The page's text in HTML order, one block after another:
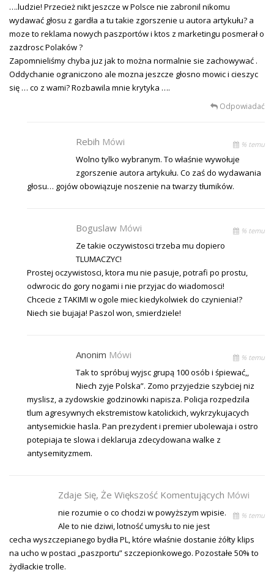
….ludzie! Przecież nikt jeszcze w Polsce nie zabronil nikomu
wydawać głosu z gardła a tu takie zgorszenie u autora artykułu? a
moze to reklama nowych paszportów i ktos z marketingu posmerał o
zazdrosc Polaków ?
Zapomnieliśmy chyba juz jak to można normalnie sie zachowywać .
Oddychanie ograniczono ale mozna jeszcze głosno mowic i cieszyc
się … co z wami? Rozbawila mnie krytyka ….
Odpowiadać
Rebih Mówi % temu
Wolno tylko wybranym. To właśnie wywołuje
zgorszenie autora artykułu. Co zaś do wydawania
głosu… gojów obowiązuje noszenie na twarzy tłumików.
Boguslaw Mówi % temu
Ze takie oczywistosci trzeba mu dopiero
TLUMACZYC!
Prostej oczywistosci, ktora mu nie pasuje, potrafi po prostu,
odwrocic do gory nogami i nie przyjac do wiadomosci!
Chcecie z TAKIMI w ogole miec kiedykolwiek do czynienia!?
Niech sie bujaja! Paszol won, smierdziele!
Anonim Mówi % temu
Tak to spróbuj wyjsc grupą 100 osób i śpiewać,,
Niech zyje Polska”. Zomo przyjedzie szybciej niz
myslisz, a zydowskie godzinowki napisza. Policja rozpedzila
tlum agresywnych ekstremistow katolickich, wykrzykujacych
antysemickie hasla. Pan prezydent i premier ubolewaja i ostro
potepiaja te slowa i deklaruja zdecydowana walke z
antysemityzmem.
Zdaje Się, Że Większość Komentujących Mówi
% temu
nie rozumie o co chodzi w powyższym wpisie.
Ale to nie dziwi, lotność umysłu to nie jest
cecha wyszczepianego bydła PL, które właśnie dostanie żółty klips
na ucho w postaci „paszportu” szczepionkowego. Pozostałe 50% to
żydłackie trolle.